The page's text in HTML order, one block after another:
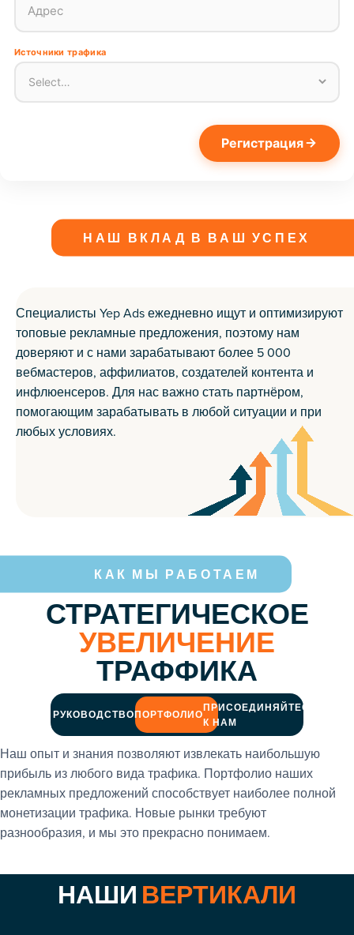
Адрес
Источники трафика
Регистрация
НАШ ВКЛАД В ВАШ УСПЕХ
Специалисты Yep Ads ежедневно ищут и оптимизируют
топовые рекламные предложения, поэтому нам
доверяют и с нами зарабатывают более 5 000
вебмастеров, аффилиатов, создателей контента и
инфлюенсеров. Для нас важно стать партнёром,
помогающим зарабатывать в любой ситуации и при
любых условиях.
КАК МЫ РАБОТАЕМ
СТРАТЕГИЧЕСКОЕ
УВЕЛИЧЕНИЕ
ТРАФФИКА
РУКОВОДСТВОПОРТФОЛИО
ПРИСОЕДИНЯЙТЕСЬ
К НАМ
Наш опыт и знания позволяют извлекать наибольшую
прибыль из любого вида трафика. Портфолио наших
рекламных предложений способствует наиболее полной
монетизации трафика. Новые рынки требуют
разнообразия, и мы это прекрасно понимаем.
НАШИ ВЕРТИКАЛИ